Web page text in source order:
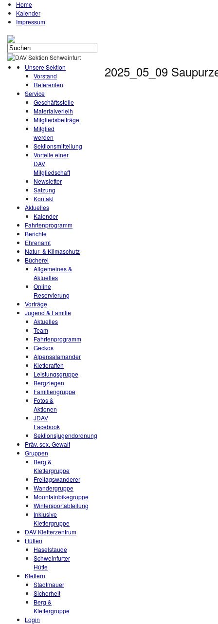
Home
Kalender
Impressum
Unsere Sektion
Vorstand
Referenten
Service
Geschäftsstelle
Materialverleih
Mitgliedsbeiträge
Mitglied
werden
Sektionsmitteilung
Vorteile einer
DAV
Mitgliedschaft
Newsletter
Satzung
Kontakt
Aktuelles
Kalender
Fahrtenprogramm
Berichte
Ehrenamt
Natur- & Klimaschutz
Bücherei
Allgemeines &
Aktuelles
Online
Reservierung
Vorträge
Jugend & Familie
Aktuelles
Team
Fahrtenprogramm
Geckos
Alpensalamander
Kletteraffen
Leistungsgruppe
Bergziegen
Familiengruppe
Fotos &
Aktionen
JDAV
Facebook
Sektionsjugendordnung
Präv. sex. Gewalt
Gruppen
Berg &
Klettergruppe
Freitagswanderer
Wandergruppe
Mountainbikegruppe
Wintersportabteilung
Inklusive
Klettergruppe
DAV Kletterzentrum
Hütten
Haselstaude
Schweinfurter
Hütte
Klettern
Stadtmauer
Sicherheit
Berg &
Klettergruppe
Login
2025_05_09